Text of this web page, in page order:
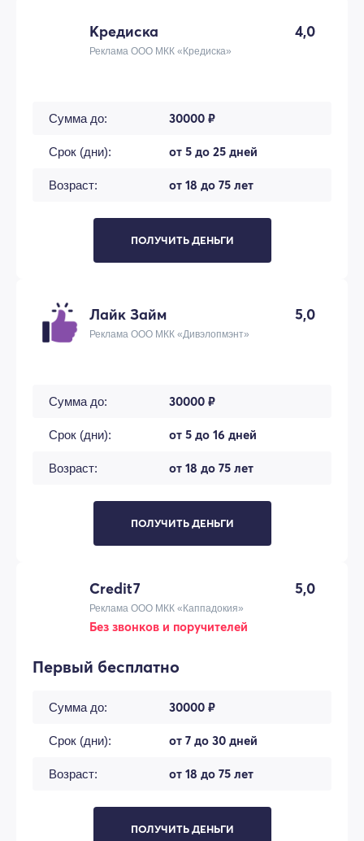
Кредиска 4,0
Реклама ООО МКК «Кредиска»
Сумма до: 30000 ₽
Срок (дни): от 5 до 25 дней
Возраст: от 18 до 75 лет
ПОЛУЧИТЬ ДЕНЬГИ
Лайк Займ 5,0
Реклама ООО МКК «Дивэлопмэнт»
Сумма до: 30000 ₽
Срок (дни): от 5 до 16 дней
Возраст: от 18 до 75 лет
ПОЛУЧИТЬ ДЕНЬГИ
Credit7 5,0
Реклама ООО МКК «Каппадокия»
Без звонков и поручителей
Первый бесплатно
Сумма до: 30000 ₽
Срок (дни): от 7 до 30 дней
Возраст: от 18 до 75 лет
ПОЛУЧИТЬ ДЕНЬГИ